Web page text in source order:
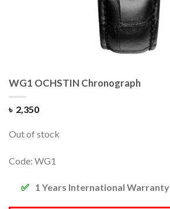
WG1 OCHSTIN Chronograph
৳ 2,350
Out of stock
Code: WG1
1 Years International Warranty